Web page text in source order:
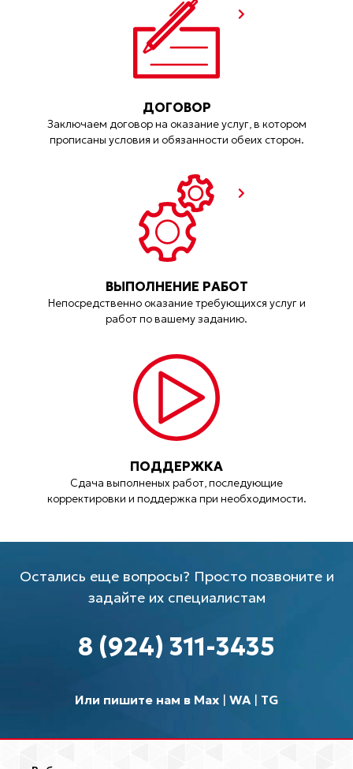
ДОГОВОР
Заключаем договор на оказание услуг, в котором
прописаны условия и обязанности обеих сторон.
ВЫПОЛНЕНИЕ РАБОТ
Непосредственно оказание требующихся услуг и
работ по вашему заданию.
ПОДДЕРЖКА
Сдача выполненых работ, последующие
корректировки и поддержка при необходимости.
Остались еще вопросы? Просто позвоните и
задайте их специалистам
8 (924) 311-3435
Или пишите нам в Max| WA| TG